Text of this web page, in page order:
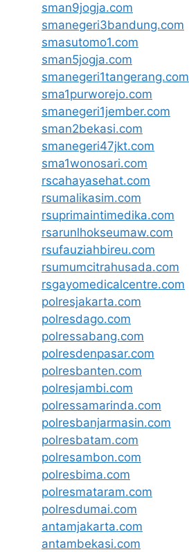
sman9jogja.com
smanegeri3bandung.com
smasutomo1.com
sman5jogja.com
smanegeri1tangerang.com
sma1purworejo.com
smanegeri1jember.com
sman2bekasi.com
smanegeri47jkt.com
sma1wonosari.com
rscahayasehat.com
rsumalikasim.com
rsuprimaintimedika.com
rsarunlhokseumaw.com
rsufauziahbireu.com
rsumumcitrahusada.com
rsgayomedicalcentre.com
polresjakarta.com
polresdago.com
polressabang.com
polresdenpasar.com
polresbanten.com
polresjambi.com
polressamarinda.com
polresbanjarmasin.com
polresbatam.com
polresambon.com
polresbima.com
polresmataram.com
polresdumai.com
antamjakarta.com
antambekasi.com